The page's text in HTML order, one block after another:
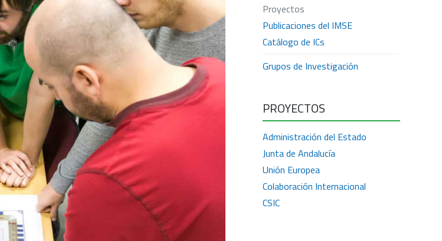
Proyectos
Publicaciones del IMSE
Catálogo de ICs
Grupos de Investigación
PROYECTOS
Administración del Estado
Junta de Andalucía
Unión Europea
Colaboración Internacional
CSIC